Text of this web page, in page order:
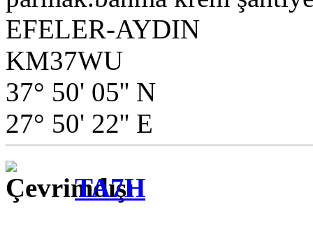
EFELER-AYDIN
KM37WU
37° 50' 05'' N
27° 50' 22'' E
TA7H